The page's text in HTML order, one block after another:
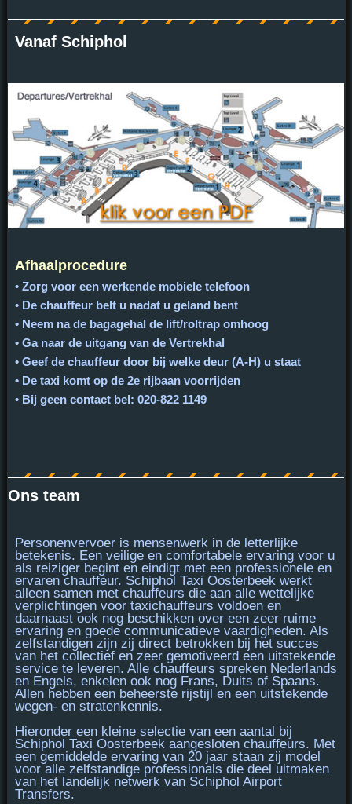
Vanaf Schiphol
Afhaalprocedure
• Zorg voor een werkende mobiele telefoon
• De chauffeur belt u nadat u geland bent
• Neem na de bagagehal de lift/roltrap omhoog
• Ga naar de uitgang van de Vertrekhal
• Geef de chauffeur door bij welke deur (A-H) u staat
• De taxi komt op de 2e rijbaan voorrijden
• Bij geen contact bel: 020-822 1149
Ons team
Personenvervoer is mensenwerkin de letterlijke
betekenis. Een veilige en comfortabele ervaring voor u
als reiziger begint en eindigt met een professionele en
ervaren chauffeur. Schiphol Taxi Oosterbeek werkt
alleen samen met chauffeurs die aan alle wettelijke
verplichtingen voor taxichauffeurs voldoenen
daarnaast ook nog beschikken over een zeer ruime
ervaringen goede communicatieve vaardigheden. Als
zelfstandigen zijn zij direct betrokken bij het succes
van het collectief en zeer gemotiveerd een uitstekende
service te leveren. Alle chauffeurs spreken Nederlands
en Engels, enkelen ook nog Frans, Duits of Spaans.
Allen hebben een beheerste rijstijl en een uitstekende
wegen- en stratenkennis.
Hieronder een kleine selectie van een aantal bij
Schiphol Taxi Oosterbeek aangesloten chauffeurs. Met
een gemiddelde ervaring van 20 jaar staan zij model
voor alle zelfstandige professionals die deel uitmaken
van het landelijk netwerk van Schiphol Airport
Transfers.